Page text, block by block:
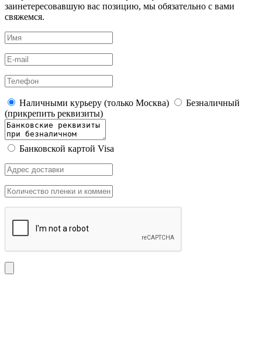
заинетересовавшую вас позицию, мы обязательно с вами
свяжемся.
Наличными курьеру (только Москва)
Безналичный
(прикрепить реквизиты)
Банковской картой Visa